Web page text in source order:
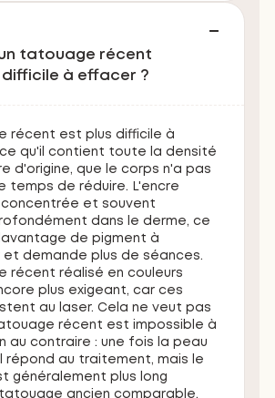
tatouage récent
difficile à effacer ?
récent est plus difficile à
qu'il contient toute la densité
d'origine, que le corps n'a pas
temps de réduire. L'encre
et souvent
dans le derme, ce
de pigment à
demande plus de séances.
récent réalisé en couleurs
plus exigeant, car ces
au laser. Cela ne veut pas
récent est impossible à
au contraire : une fois la peau
répond au traitement, mais le
généralement plus long
ancien comparable.